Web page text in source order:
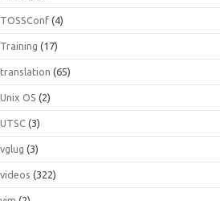
TOSSConf (4)
Training (17)
translation (65)
Unix OS (2)
UTSC (3)
vglug (3)
videos (322)